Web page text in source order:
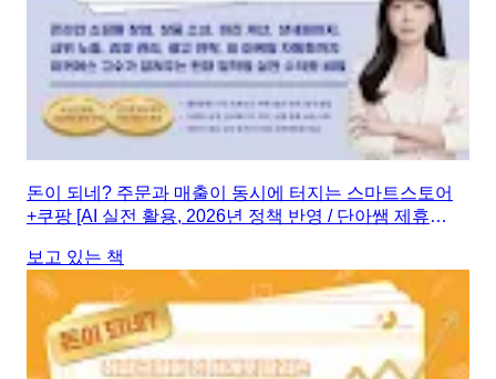
돈이 되네? 주문과 매출이 동시에 터지는 스마트스토어
+쿠팡 [AI 실전 활용, 2026년 정책 반영 / 단아쌤 제휴
보고 있는 책